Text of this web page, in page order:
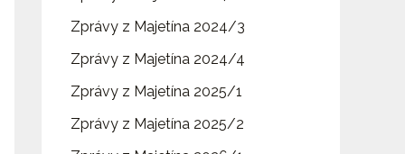
Zprávy z Majetína 2024/3
Zprávy z Majetína 2024/4
Zprávy z Majetína 2025/1
Zprávy z Majetína 2025/2